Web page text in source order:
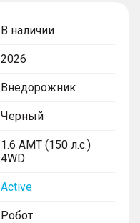
В наличии
2026
Внедорожник
Черный
1.6 AMT (150 л.с.)
4WD
Active
Робот